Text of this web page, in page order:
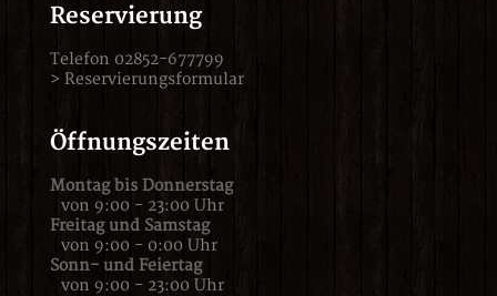
Reservierung
Telefon 02852-677799
> Reservierungsformular
Öffnungszeiten
Montag bis Donnerstag
von 9:00 - 23:00 Uhr
Freitag und Samstag
von 9:00 - 0:00 Uhr
Sonn- und Feiertag
von 9:00 - 23:00 Uhr